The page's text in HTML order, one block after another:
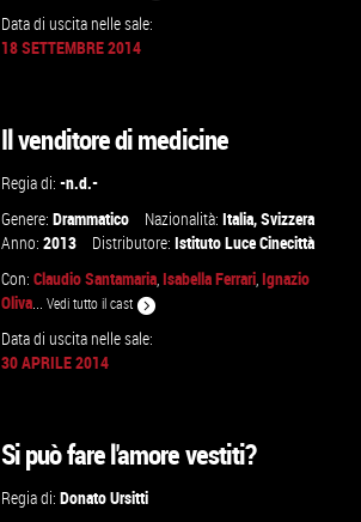
Data di uscita nelle sale:
18 SETTEMBRE 2014
Il venditore di medicine
Regia di:-n.d.-
Genere:Drammatico Nazionalità:Italia,Svizzera
Anno:2013 Distributore:Istituto Luce Cinecittà
Con:Claudio Santamaria,Isabella Ferrari,Ignazio
Oliva...Vedi tutto il cast
Data di uscita nelle sale:
30 APRILE 2014
Si può fare l'amore vestiti?
Regia di:Donato Ursitti